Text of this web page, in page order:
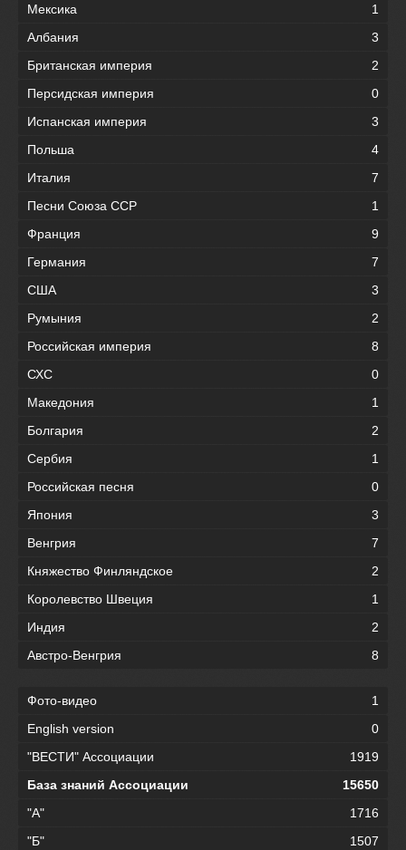
Мексика
1
Албания
3
Британская империя
2
Персидская империя
0
Испанская империя
3
Польша
4
Италия
7
Песни Союза ССР
1
Франция
9
Германия
7
США
3
Румыния
2
Российская империя
8
СХС
0
Македония
1
Болгария
2
Сербия
1
Российская песня
0
Япония
3
Венгрия
7
Княжество Финляндское
2
Королевство Швеция
1
Индия
2
Австро-Венгрия
8
Фото-видео
1
English version
0
"ВЕСТИ" Ассоциации
1919
База знаний Ассоциации
15650
"А"
1716
"Б"
1507